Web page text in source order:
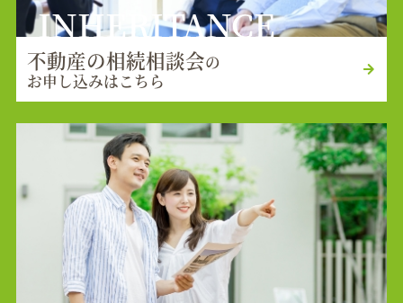
INHERITANCE
不動産の相続相談会の
お申し込みはこちら